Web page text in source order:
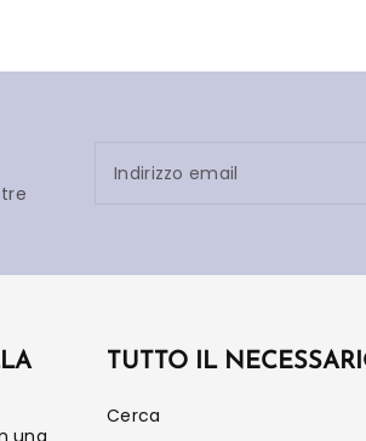
Indirizzo email
TUTTO IL
Cerca